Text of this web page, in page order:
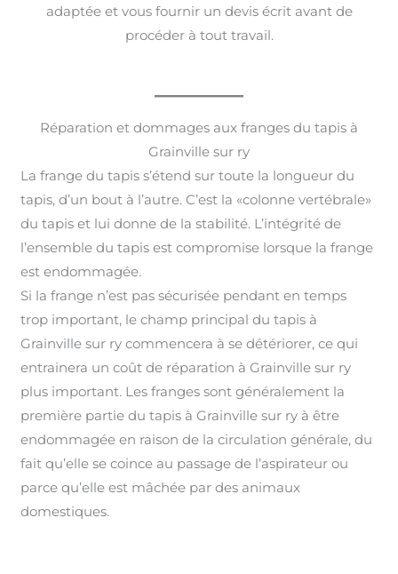
adaptée et vous fournir un devis écrit avant de
procéder à tout travail.
Réparation et dommages aux franges du tapis à
Grainville sur ry
La frange du tapis s’étend sur toute la longueur du
tapis, d’un bout à l’autre. C’est la «colonne vertébrale»
du tapis et lui donne de la stabilité. L’intégrité de
l’ensemble du tapis est compromise lorsque la frange
est endommagée.
Si la frange n’est pas sécurisée pendant en temps
trop important, le champ principal du tapis à
Grainville sur ry commencera à se détériorer, ce qui
entrainera un coût de réparation à Grainville sur ry
plus important. Les franges sont généralement la
première partie du tapis à Grainville sur ry à être
endommagée en raison de la circulation générale, du
fait qu’elle se coince au passage de l’aspirateur ou
parce qu’elle est mâchée par des animaux
domestiques.